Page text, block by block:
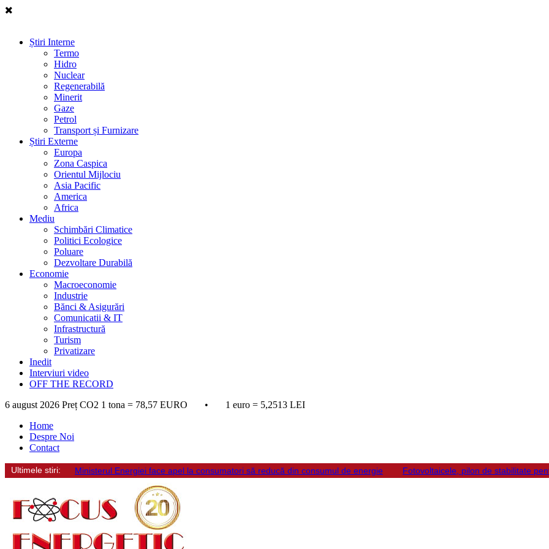
Știri Interne
Termo
Hidro
Nuclear
Regenerabilă
Minerit
Gaze
Petrol
Transport și Furnizare
Știri Externe
Europa
Zona Caspica
Orientul Mijlociu
Asia Pacific
America
Africa
Mediu
Schimbări Climatice
Politici Ecologice
Poluare
Dezvoltare Durabilă
Economie
Macroeconomie
Industrie
Bănci & Asigurări
Comunicatii & IT
Infrastructură
Turism
Privatizare
Inedit
Interviuri video
OFF THE RECORD
6 august 2026 Preț CO2 1 tona = 78,57 EURO • 1 euro = 5,2513 LEI
Home
Despre Noi
Contact
Ultimele stiri: Ministerul Energiei face apel la consumatori să reducă din consumul de energie Fotovoltaicele, pilon de stabilitate